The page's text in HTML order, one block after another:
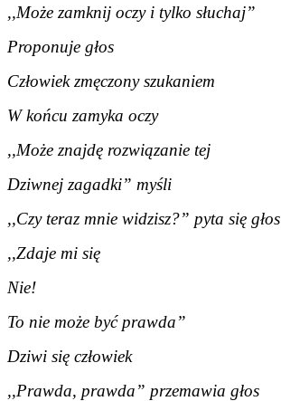
,,Może zamknij oczy i tylko słuchaj”
Proponuje głos
Człowiek zmęczony szukaniem
W końcu zamyka oczy
,,Może znajdę rozwiązanie tej
Dziwnej zagadki” myśli
,,Czy teraz mnie widzisz?” pyta się głos
,,Zdaje mi się
Nie!
To nie może być prawda”
Dziwi się człowiek
,,Prawda, prawda” przemawia głos